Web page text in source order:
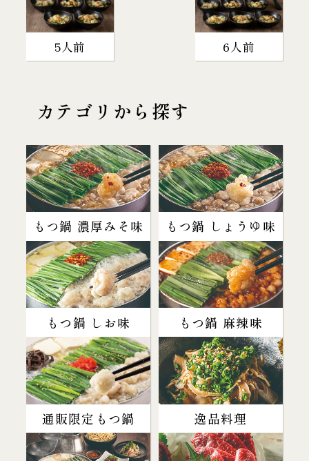
5人前 6人前
カテゴリから探す
もつ鍋 濃厚みそ味 もつ鍋 しょうゆ味
もつ鍋 しお味 もつ鍋 麻辣味
通販限定もつ鍋 逸品料理